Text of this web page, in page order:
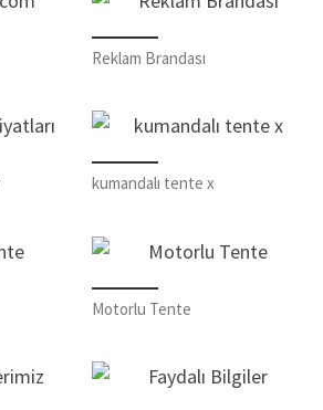
Reklam Brandası
kumandalı tente x
Motorlu Tente